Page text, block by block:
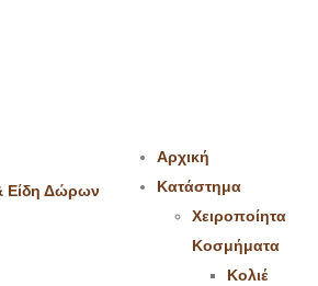
Αρχική
Κατάστημα
Χειροποίητα
Κοσμήματα
Κολιέ